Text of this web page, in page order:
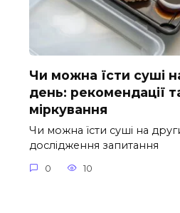
Чи можна їсти суші
день: рекомендації
міркування
Чи можна їсти суші на
дослідження запитання
0 10